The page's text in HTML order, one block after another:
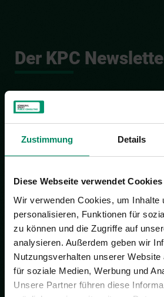
Zustimmung Details
Diese Webseite verwendet Cookies
Wir verwenden Cookies, um Inhalte
personalisieren, Funktionen für
zu können und die Zugriffe auf
analysieren. Außerdem geben wir
Nutzungsverhalten unserer Website
für soziale Medien, Werbung und
Unsere Partner führen diese
Der KPC
Melden Sie sich zum Newsletter
automatisch und brandaktuell alle
Förderungen, Veranstaltungen
von der KPC.
JETZT ANMELDEN